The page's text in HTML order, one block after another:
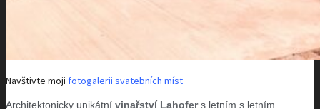
Navštivte moji fotogalerii svatebních míst
Architektonicky unikátní vinařství Lahofers letním s letním